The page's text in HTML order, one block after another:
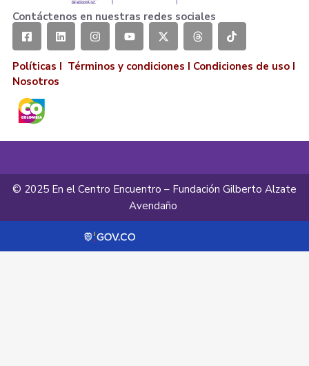
Contáctenos en nuestras redes sociales
Políticas I Términos y condiciones I Condiciones de uso I
Nosotros
© 2025 En el Centro Encuentro – Fundación Gilberto Alzate
Avendaño